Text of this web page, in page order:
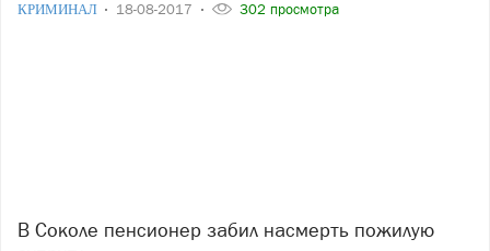
КРИМИНАЛ 18-08-2017 302 просмотра
В Соколе пенсионер забил насмерть пожилую